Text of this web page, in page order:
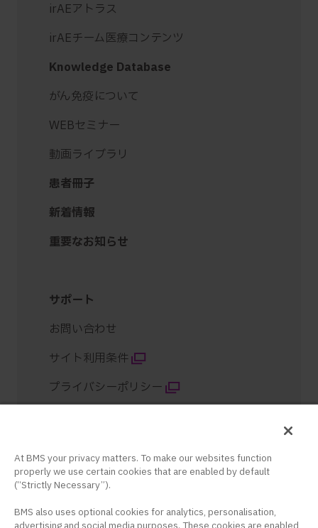
irAEアトラス
irAEチーム医療コンテンツ
Knowledge Database
がん免疫について
WEBセミナー
動画ライブラリ
患者冊子
新着情報
重要なお知らせ
サポート
お問い合わせ
サイト利用条件
プライバシーポリシー
コンテンツ紹介
At BMS your privacy matters. To make our websites function
properly we use certain cookies that are enabled by default
(“Strictly Necessary”).
BMS also uses optional cookies for analytics, personalisation,